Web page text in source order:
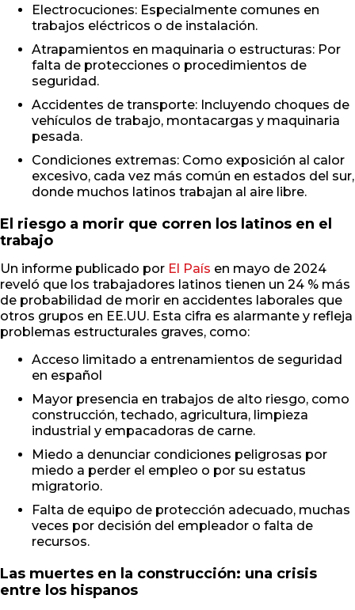
Electrocuciones: Especialmente comunes en
trabajos eléctricos o de instalación.
Atrapamientos en maquinaria o estructuras: Por
falta de protecciones o procedimientos de
seguridad.
Accidentes de transporte: Incluyendo choques de
vehículos de trabajo, montacargas y maquinaria
pesada.
Condiciones extremas: Como exposición al calor
excesivo, cada vez más común en estados del sur,
donde muchos latinos trabajan al aire libre.
El riesgo a morir que corren los latinos en el
trabajo
Un informe publicado por El País en mayo de 2024
reveló que los trabajadores latinos tienen un 24 % más
de probabilidad de morir en accidentes laborales que
otros grupos en EE.UU. Esta cifra es alarmante y refleja
problemas estructurales graves, como:
Acceso limitado a entrenamientos de seguridad
en español
Mayor presencia en trabajos de alto riesgo, como
construcción, techado, agricultura, limpieza
industrial y empacadoras de carne.
Miedo a denunciar condiciones peligrosas por
miedo a perder el empleo o por su estatus
migratorio.
Falta de equipo de protección adecuado, muchas
veces por decisión del empleador o falta de
recursos.
Las muertes en la construcción: una crisis
entre los hispanos